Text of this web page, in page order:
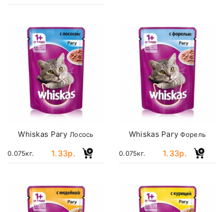
Whiskas Рагу Лосось
0.075кг. 1.33р.
Whiskas РагуФорель
0.075кг. 1.33р.